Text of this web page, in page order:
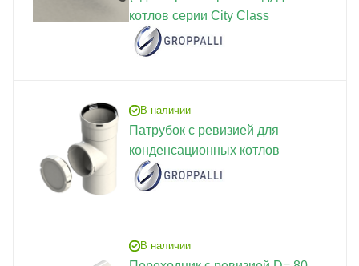
котлов серии City Class
В наличии
Патрубок с ревизией для
конденсационных котлов
В наличии